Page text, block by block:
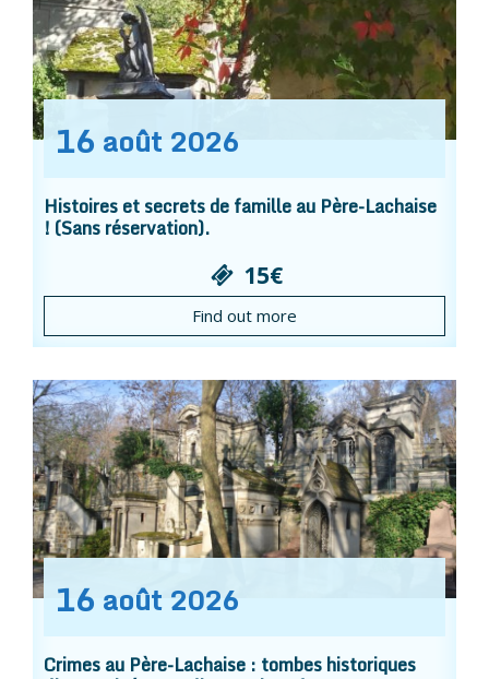
16 août 2026
Histoires et secrets de famille au Père-Lachaise
! (Sans réservation).
15€
Find out more
16 août 2026
Crimes au Père-Lachaise : tombes historiques